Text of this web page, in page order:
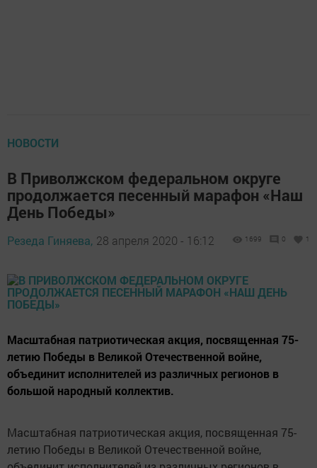
НОВОСТИ
В Приволжском федеральном округе
продолжается песенный марафон «Наш
День Победы»
Резеда Гиняева, 28 апреля 2020 - 16:12 1699 0 1
Масштабная патриотическая акция, посвященная 75-
летию Победы в Великой Отечественной войне,
объединит исполнителей из различных регионов в
большой народный коллектив.
Масштабная патриотическая акция, посвященная 75-
летию Победы в Великой Отечественной войне,